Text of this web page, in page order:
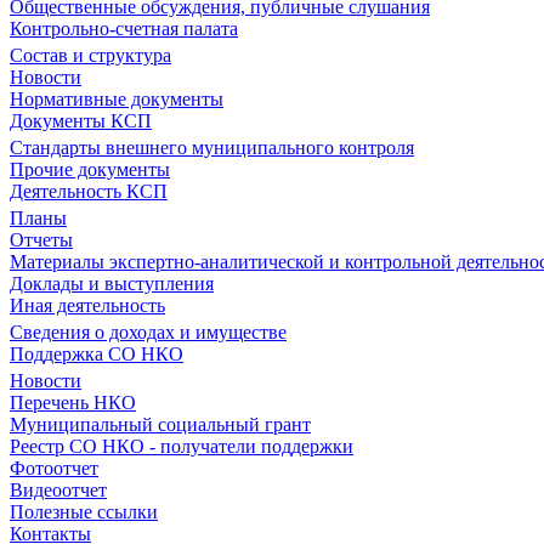
Общественные обсуждения, публичные слушания
Контрольно-счетная палата
Состав и структура
Новости
Нормативные документы
Документы КСП
Стандарты внешнего муниципального контроля
Прочие документы
Деятельность КСП
Планы
Отчеты
Материалы экспертно-аналитической и контрольной
Доклады и выступления
Иная деятельность
Сведения о доходах и имуществе
Поддержка СО НКО
Новости
Перечень НКО
Муниципальный социальный грант
Реестр СО НКО - получатели поддержки
Фотоотчет
Видеоотчет
Полезные ссылки
Контакты